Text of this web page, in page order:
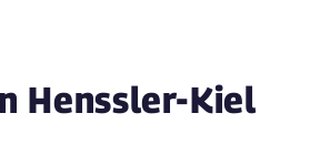
Henssler-Kiel